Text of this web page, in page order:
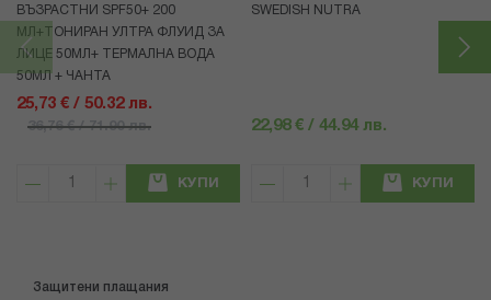
ВЪЗРАСТНИ SPF50+ 200
МЛ+ТОНИРАН УЛТРА ФЛУИД ЗА
ЛИЦЕ 50МЛ+ ТЕРМАЛНА ВОДА
50МЛ + ЧАНТА
25,73 € / 50.32 лв.
36,76 € / 71.90 лв.
КУПИ
SWEDISH NUTRA
22,98 € / 44.94 лв.
КУПИ
Защитени плащания